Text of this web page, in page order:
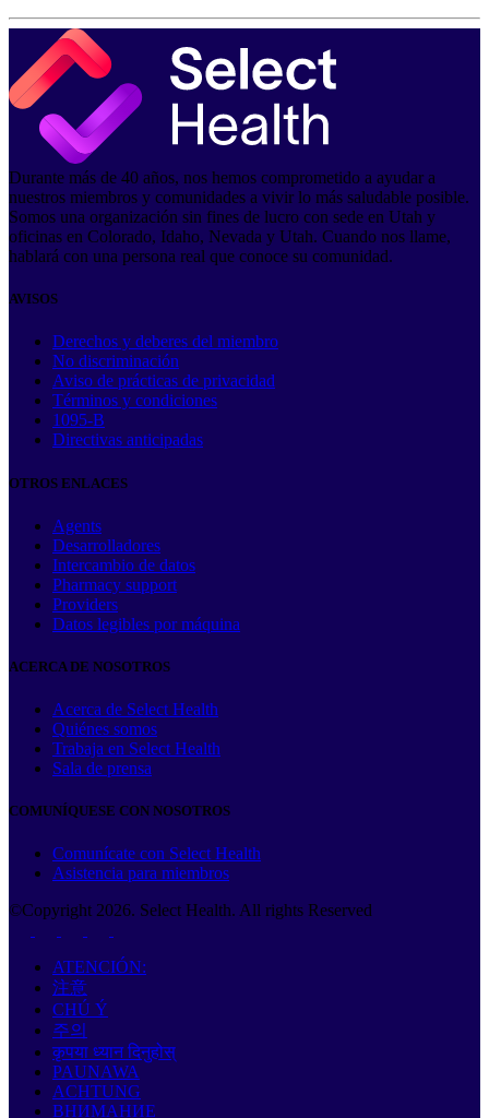
Durante más de 40 años, nos hemos comprometido a ayudar a
nuestros miembros y comunidades a vivir lo más saludable posible.
Somos una organización sin fines de lucro con sede en Utah y
oficinas en Colorado, Idaho, Nevada y Utah. Cuando nos llame,
hablará con una persona real que conoce su comunidad.
AVISOS
Derechos y deberes del miembro
No discriminación
Aviso de prácticas de privacidad
Términos y condiciones
1095-B
Directivas anticipadas
OTROS ENLACES
Agents
Desarrolladores
Intercambio de datos
Pharmacy support
Providers
Datos legibles por máquina
ACERCA DE NOSOTROS
Acerca de Select Health
Quiénes somos
Trabaja en Select Health
Sala de prensa
COMUNÍQUESE CON NOSOTROS
Comunícate con Select Health
Asistencia para miembros
©Copyright 2026. Select Health. All rights Reserved
ATENCIÓN:
注意
CHÚ Ý
주의
कृपया ध्यान दिनुहोस्
PAUNAWA
ACHTUNG
ВНИМАНИЕ